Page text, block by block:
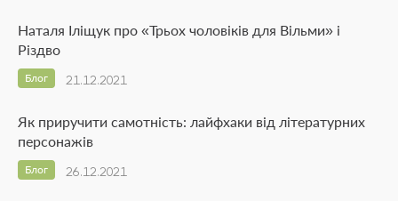
Наталя Іліщук про «Трьох чоловіків для Вільми» і
Різдво
21.12.2021
Блог
Як приручити самотність: лайфхаки від літературних
персонажів
26.12.2021
Блог